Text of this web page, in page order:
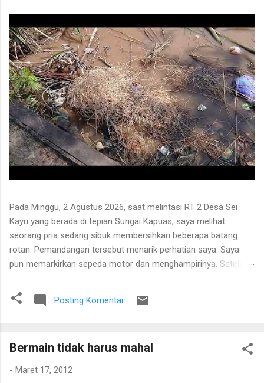
Pada Minggu, 2 Agustus 2026, saat melintasi RT 2 Desa Sei
Kayu yang berada di tepian Sungai Kapuas, saya melihat
seorang pria sedang sibuk membersihkan beberapa batang
rotan. Pemandangan tersebut menarik perhatian saya. Saya
pun memarkirkan sepeda motor dan menghampirinya. Setelah
proses pengolahan rotan hingga menjadi bahan baku tikar
anyaman. Di tangan masyarakat setempat, rotan berduri yang
ekonomi. Bapak tersebut bercerita bahwa rotan yang sedang
rotan. Tanaman itu diperkirakan telah berusia sekitar sepuluh
Posting Komentar
Bermain tidak harus mahal
- Maret 17, 2012